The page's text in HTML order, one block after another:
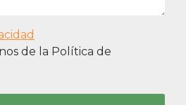
de la Política de